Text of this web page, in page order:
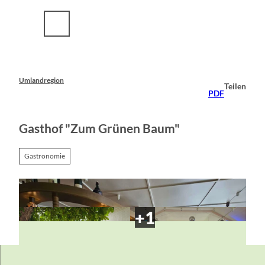
Umlandregion
PDF
Teilen
Gasthof "Zum Grünen Baum"
Gastronomie